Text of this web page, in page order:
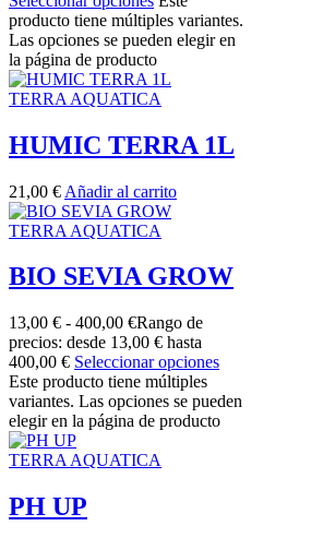
producto tiene múltiples variantes.
Las opciones se pueden elegir en
la página de producto
TERRA AQUATICA
HUMIC TERRA 1L
21,00 € Añadir al carrito
TERRA AQUATICA
BIO SEVIA GROW
13,00 € - 400,00 €Rango de
precios: desde 13,00 € hasta
400,00 € Seleccionar opciones
Este producto tiene múltiples
variantes. Las opciones se pueden
elegir en la página de producto
TERRA AQUATICA
PH UP